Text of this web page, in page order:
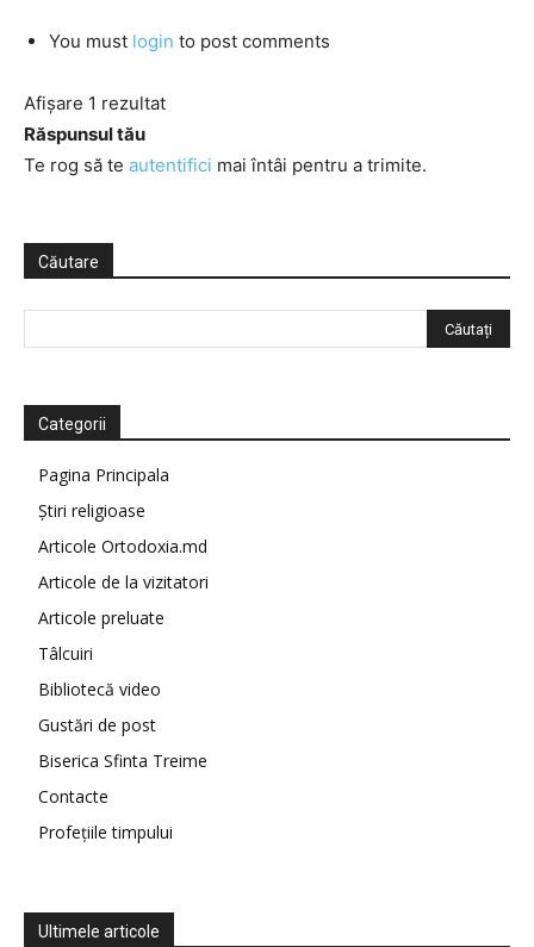
You must login to post comments
Afișare 1 rezultat
Răspunsul tău
Te rog să te autentifici mai întâi pentru a trimite.
Căutare
Categorii
Pagina Principala
Știri religioase
Articole Ortodoxia.md
Articole de la vizitatori
Articole preluate
Tâlcuiri
Bibliotecă video
Gustări de post
Biserica Sfinta Treime
Contacte
Profețiile timpului
Ultimele articole